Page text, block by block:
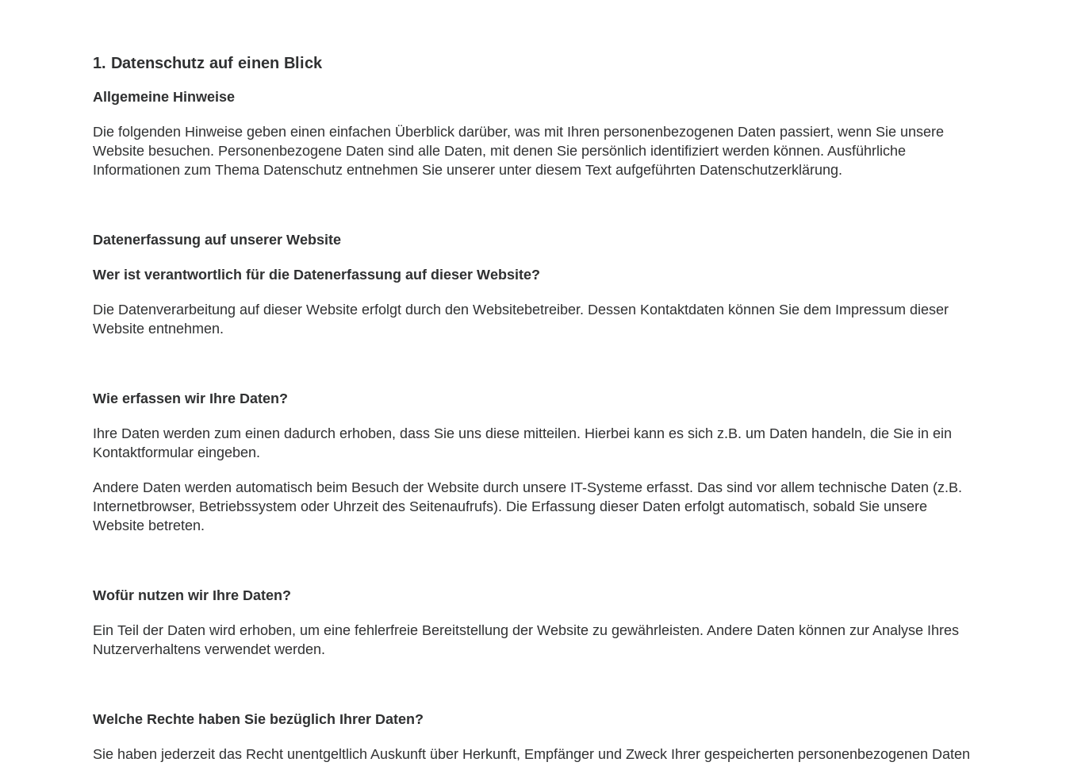
1. Datenschutz auf einen Blick
Allgemeine Hinweise
Die folgenden Hinweise geben einen einfachen Überblick darüber, was mit Ihren personenbezogenen Daten passiert, wenn Sie unsere
Website besuchen. Personenbezogene Daten sind alle Daten, mit denen Sie persönlich identifiziert werden können. Ausführliche
Informationen zum Thema Datenschutz entnehmen Sie unserer unter diesem Text aufgeführten Datenschutzerklärung.
Datenerfassung auf unserer Website
Wer ist verantwortlich für die Datenerfassung auf dieser Website?
Die Datenverarbeitung auf dieser Website erfolgt durch den Websitebetreiber. Dessen Kontaktdaten können Sie dem Impressum dieser
Website entnehmen.
Wie erfassen wir Ihre Daten?
Ihre Daten werden zum einen dadurch erhoben, dass Sie uns diese mitteilen. Hierbei kann es sich z.B. um Daten handeln, die Sie in ein
Kontaktformular eingeben.
Andere Daten werden automatisch beim Besuch der Website durch unsere IT-Systeme erfasst. Das sind vor allem technische Daten (z.B.
Internetbrowser, Betriebssystem oder Uhrzeit des Seitenaufrufs). Die Erfassung dieser Daten erfolgt automatisch, sobald Sie unsere
Website betreten.
Wofür nutzen wir Ihre Daten?
Ein Teil der Daten wird erhoben, um eine fehlerfreie Bereitstellung der Website zu gewährleisten. Andere Daten können zur Analyse Ihres
Nutzerverhaltens verwendet werden.
Welche Rechte haben Sie bezüglich Ihrer Daten?
Sie haben jederzeit das Recht unentgeltlich Auskunft über Herkunft, Empfänger und Zweck Ihrer gespeicherten personenbezogenen Daten